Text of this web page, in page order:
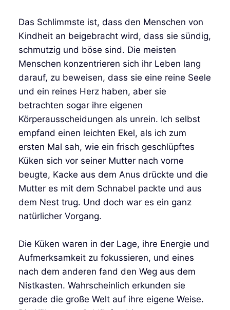
Das Schlimmste ist, dass den Menschen von
Kindheit an beigebracht wird, dass sie sündig,
schmutzig und böse sind. Die meisten
Menschen konzentrieren sich ihr Leben lang
darauf, zu beweisen, dass sie eine reine Seele
und ein reines Herz haben, aber sie
betrachten sogar ihre eigenen
Körperausscheidungen als unrein. Ich selbst
empfand einen leichten Ekel, als ich zum
ersten Mal sah, wie ein frisch geschlüpftes
Küken sich vor seiner Mutter nach vorne
beugte, Kacke aus dem Anus drückte und die
Mutter es mit dem Schnabel packte und aus
dem Nest trug. Und doch war es ein ganz
natürlicher Vorgang.
Die Küken waren in der Lage, ihre Energie und
Aufmerksamkeit zu fokussieren, und eines
nach dem anderen fand den Weg aus dem
Nistkasten. Wahrscheinlich erkunden sie
gerade die große Welt auf ihre eigene Weise.